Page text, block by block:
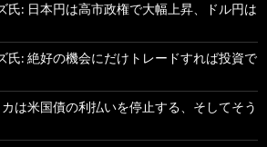
氏: 日本円は高市政権で大幅上昇、ドル円は
氏: 絶好の機会にだけトレードすれば投資で
は米国債の利払いを停止する、そしてそう